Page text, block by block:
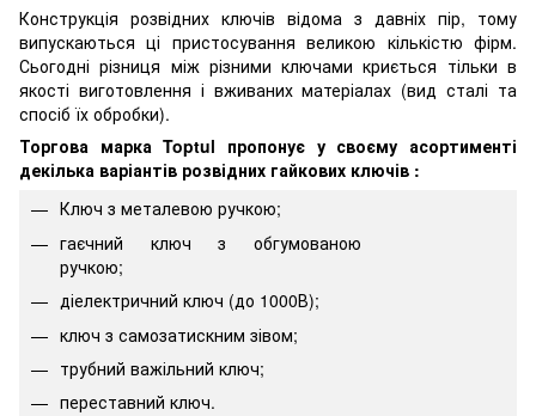
Конструкція розвідних ключів відома з давніх пір, тому
випускаються ці пристосування великою кількістю фірм.
Сьогодні різниця між різними ключами криється тільки в
якості виготовлення і вживаних матеріалах (вид сталі та
спосіб їх обробки).
Торгова марка Toptul пропонує у своєму асортименті
декілька варіантів розвідних гайкових ключів :
Ключ з металевою ручкою;
гаєчний ключ з обгумованою
ручкою;
діелектричний ключ (до 1000В);
ключ з самозатискним зівом;
трубний важільний ключ;
переставний ключ.